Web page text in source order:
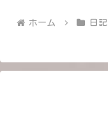
ホーム 日記